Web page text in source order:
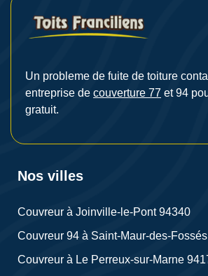
Un probleme de fuite de toiture
entreprise de couverture 77 et 94
gratuit.
Nos villes
Couvreur à Joinville-le-Pont 94340
Couvreur 94 à Saint-Maur-des-Fossés
Couvreur à Le Perreux-sur-Marne